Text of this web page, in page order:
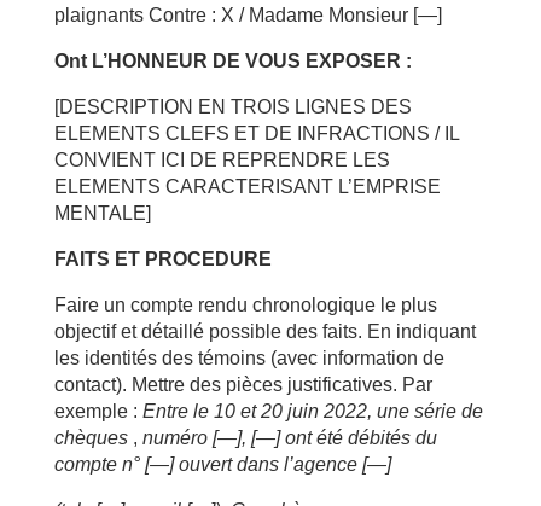
plaignants Contre : X / Madame Monsieur [—]
Ont L’HONNEUR DE VOUS EXPOSER :
[DESCRIPTION EN TROIS LIGNES DES
ELEMENTS CLEFS ET DE INFRACTIONS / IL
CONVIENT ICI DE REPRENDRE LES
ELEMENTS CARACTERISANT L’EMPRISE
MENTALE]
FAITS ET PROCEDURE
Faire un compte rendu chronologique le plus
objectif et détaillé possible des faits. En indiquant
les identités des témoins (avec information de
contact). Mettre des pièces justificatives. Par
exemple : Entre le 10 et 20 juin 2022, une série de
chèques, numéro [—], [—] ont été débités du
compte n° [—] ouvert dans l’agence [—]